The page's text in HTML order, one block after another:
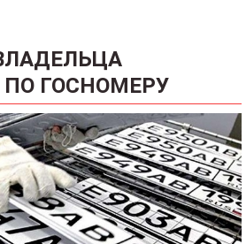
ГОСНОМЕРУ